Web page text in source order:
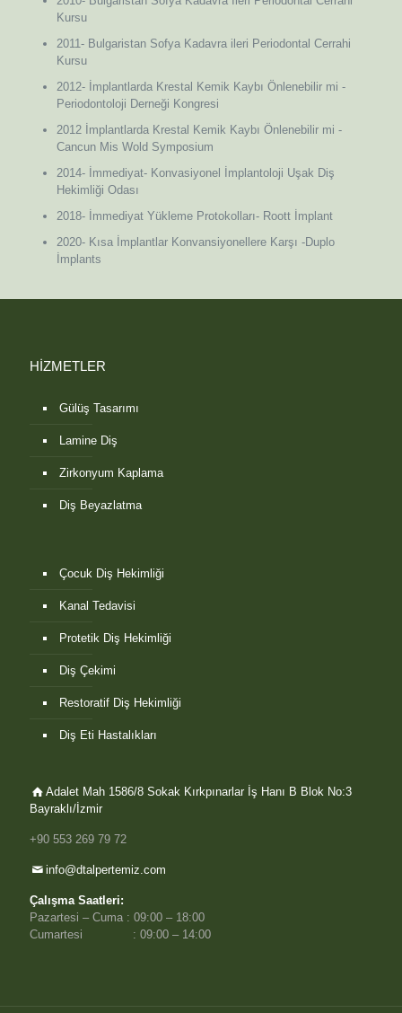
Kursu
2011- Bulgaristan Sofya Kadavra ileri Periodontal Cerrahi
Kursu
2012- İmplantlarda Krestal Kemik Kaybı Önlenebilir mi -
Periodontoloji Derneği Kongresi
2012 İmplantlarda Krestal Kemik Kaybı Önlenebilir mi -
Cancun Mis Wold Symposium
2014- İmmediyat- Konvasiyonel İmplantoloji Uşak Diş
Hekimliği Odası
2018- İmmediyat Yükleme Protokolları- Roott İmplant
2020- Kısa İmplantlar Konvansiyonellere Karşı -Duplo
İmplants
HİZMETLER
Gülüş Tasarımı
Lamine Diş
Zirkonyum Kaplama
Diş Beyazlatma
Çocuk Diş Hekimliği
Kanal Tedavisi
Protetik Diş Hekimliği
Diş Çekimi
Restoratif Diş Hekimliği
Diş Eti Hastalıkları
Adalet Mah 1586/8 Sokak Kırkpınarlar İş Hanı B Blok No:3
Bayraklı/İzmir
+90 553 269 79 72
info@dtalpertemiz.com
Çalışma Saatleri:
Pazartesi – Cuma : 09:00 – 18:00
Cumartesi : 09:00 – 14:00